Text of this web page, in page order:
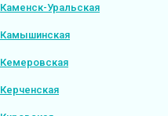
Каменск-Уральская
Камышинская
Кемеровская
Керченская